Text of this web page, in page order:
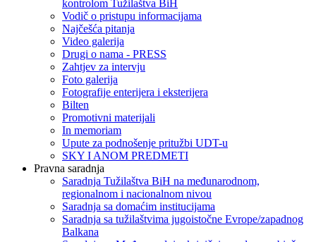
kontrolom Tužilaštva BiH
Vodič o pristupu informacijama
Najčešća pitanja
Video galerija
Drugi o nama - PRESS
Zahtjev za intervju
Foto galerija
Fotografije enterijera i eksterijera
Bilten
Promotivni materijali
In memoriam
Upute za podnošenje pritužbi UDT-u
SKY I ANOM PREDMETI
Pravna saradnja
Saradnja Tužilaštva BiH na međunarodnom,
regionalnom i nacionalnom nivou
Saradnja sa domaćim institucijama
Saradnja sa tužilaštvima jugoistočne Evrope/zapadnog
Balkana